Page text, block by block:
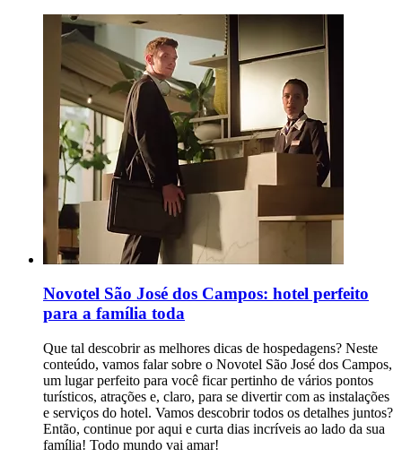
Novotel São José dos Campos: hotel perfeito
para a família toda
Que tal descobrir as melhores dicas de hospedagens? Neste
conteúdo, vamos falar sobre o Novotel São José dos Campos,
um lugar perfeito para você ficar pertinho de vários pontos
turísticos, atrações e, claro, para se divertir com as instalações
e serviços do hotel. Vamos descobrir todos os detalhes juntos?
Então, continue por aqui e curta dias incríveis ao lado da sua
família! Todo mundo vai amar!